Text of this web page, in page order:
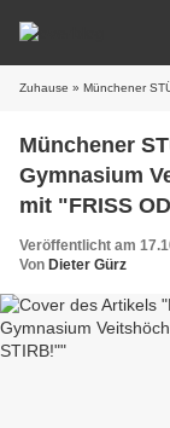
Zuhause » Münchener
Münchener
Gymnasium
mit "FRISS
Veröffentlicht am
Von Dieter Gürz